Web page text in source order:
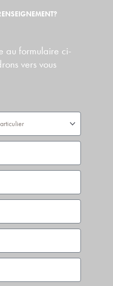
au formulaire ci-
vers vous